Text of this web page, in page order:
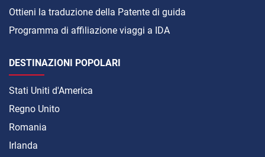
Ottieni la traduzione della Patente di guida
Programma di affiliazione viaggi a IDA
DESTINAZIONI POPOLARI
Stati Uniti d'America
Regno Unito
Romania
Irlanda